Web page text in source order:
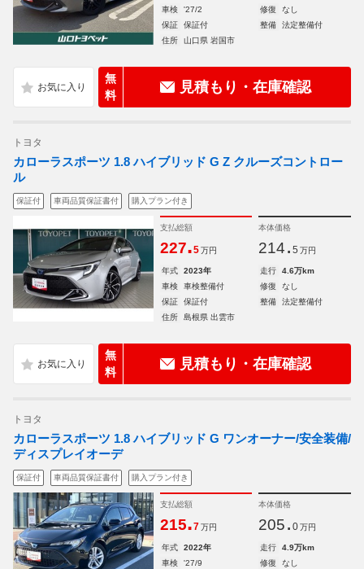
車検
'27/2 修復
なし
保証
保証付 整備
法定整備付
住所
山口県 岩国市
無
料
見積もり・在庫確認
トヨタ
カローラスポーツ 1.8 ハイブリッド G Z クルーズコントロー
ル
保証付 車両品質保証書付 購入プラン付き
支払総額
227.5 万円
本体価格
214. 5 万円
年式 2023年 走行
4.6万km
車検
車検整備付 修復
なし
保証
保証付 整備
法定整備付
住所
島根県 出雲市
無
料
見積もり・在庫確認
トヨタ
カローラスポーツ 1.8 ハイブリッド G ワンオーナー/安全装備/
ディスプレイオーデ
保証付 車両品質保証書付 購入プラン付き
支払総額
215.7 万円
本体価格
205. 0 万円
年式 2022年 走行
4.9万km
車検
'27/9 修復 なし